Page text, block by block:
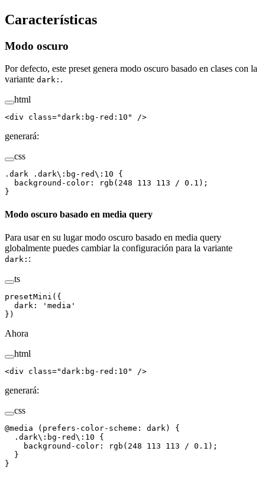
Características
Modo oscuro
Por defecto, este preset genera modo oscuro basado en clases con la
variante dark: .
html
<div class="dark:bg-red:10 " />
generará:
css
. dark . dark\: bg-red\: 10 {
  background-color
: rgb ( 248 113 113 / 0.1 );
}
Modo oscuro basado en media query
Para usar en su lugar modo oscuro basado en media query
globalmente puedes cambiar la configuración para la variante
dark: :
ts
presetMini ({
  dark
: ' media '
})
Ahora
html
<div class="dark:bg-red:10 " />
generará:
css
@media ( prefers-color-scheme : dark )
{
  .
dark\: bg-red\: 10 {
    background-color
: rgb ( 248 113 113 / 0.1 );
  }
}